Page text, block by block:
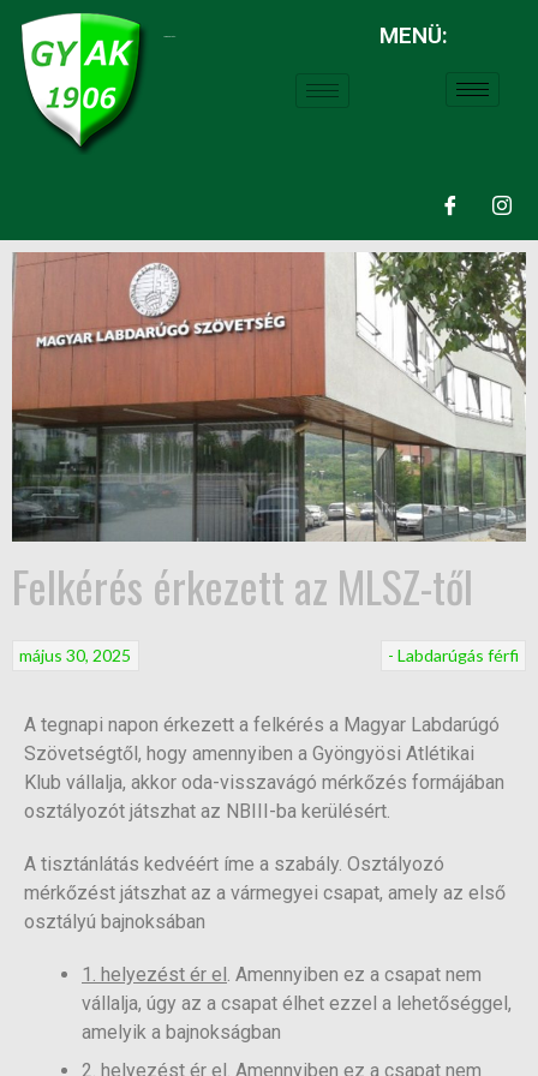
MENÜ:
Felkérés érkezett az MLSZ-től
- Labdarúgás férfi
május 30, 2025
A tegnapi napon érkezett a felkérés a Magyar Labdarúgó
Szövetségtől, hogy amennyiben a Gyöngyösi Atlétikai
Klub vállalja, akkor oda-visszavágó mérkőzés formájában
osztályozót játszhat az NBIII-ba kerülésért.
A tisztánlátás kedvéért íme a szabály. Osztályozó
mérkőzést játszhat az a vármegyei csapat, amely az első
osztályú bajnoksában
1. helyezést ér el . Amennyiben ez a csapat nem
vállalja, úgy az a csapat élhet ezzel a lehetőséggel,
amelyik a bajnokságban
2. helyezést ér el
. Amennyiben ez a csapat nem